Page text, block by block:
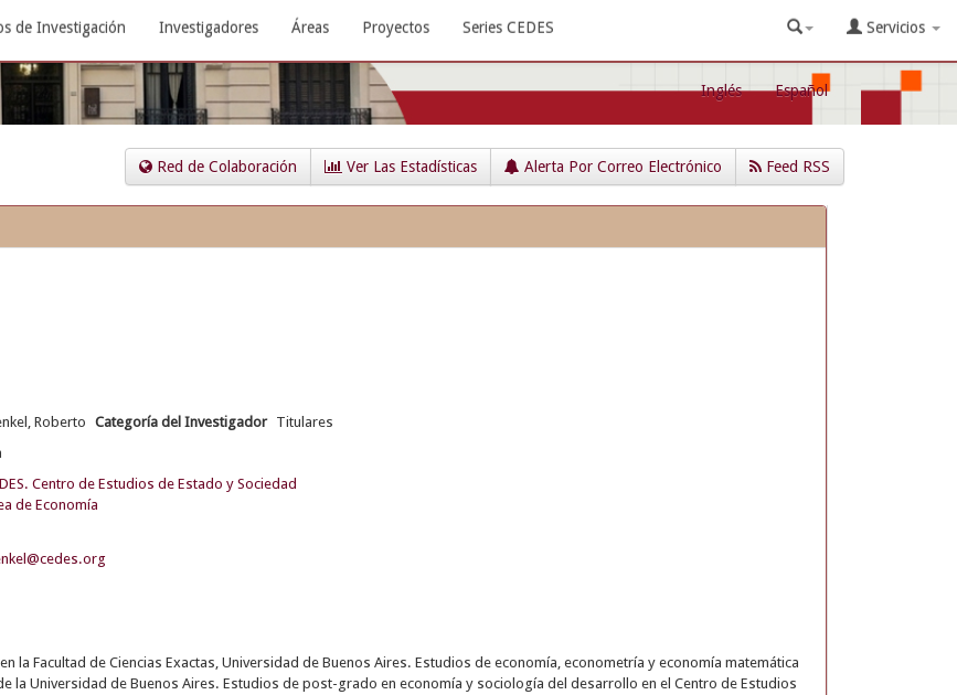
de Investigación Investigadores Áreas Proyectos Series CEDES Servicios
Inglés Español
Red de Colaboración Ver Las Estadísticas Alerta Por Correo Electrónico Feed RSS
Roberto Categoría del Investigador Titulares
Centro de Estudios de Estado y Sociedad
de Economía
la Facultad de Ciencias Exactas, Universidad de Buenos Aires. Estudios de economía, econometría y economía matemática
la Universidad de Buenos Aires. Estudios de post-grado en economía y sociología del desarrollo en el Centro de Estudios